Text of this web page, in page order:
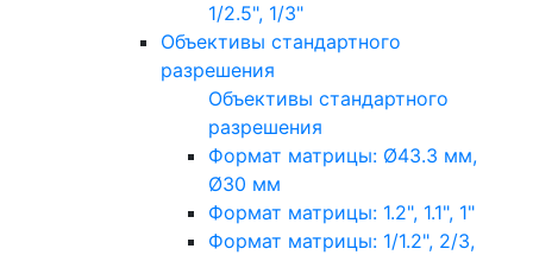
1/2.5", 1/3"
Объективы стандартного
разрешения
Объективы стандартного
разрешения
Формат матрицы: Ø43.3 мм,
Ø30 мм
Формат матрицы: 1.2", 1.1", 1"
Формат матрицы: 1/1.2", 2/3,